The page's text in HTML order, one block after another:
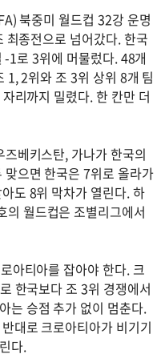
북중미 월드컵 32강 운명
종전으로 넘어갔다. 한국
1로 3위에 머물렀다. 48개
1, 2위와 조 3위 상위 8개 팀
리까지 밀렸다. 한 칸만 더
베키스탄, 가나가 한국의
으면 한국은 7위로 올라가
도 8위 막차가 열린다. 하
의 월드컵은 조별리그에서
아티아를 잡아야 한다. 크
한국보다 조 3위 경쟁에서
는 승점 추가 없이 멈춘다.
대로 크로아티아가 비기기
다.